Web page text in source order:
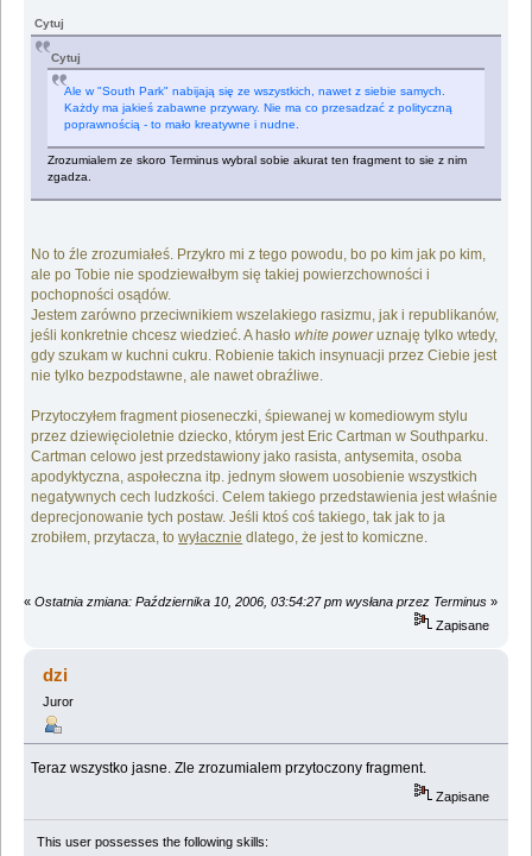
Cytuj
Cytuj
Ale w "South Park" nabijają się ze wszystkich, nawet z siebie samych.
Każdy ma jakieś zabawne przywary. Nie ma co przesadzać z polityczną
poprawnością - to mało kreatywne i nudne.
Zrozumialem ze skoro Terminus wybral sobie akurat ten fragment to sie z nim
zgadza.
No to źle zrozumiałeś. Przykro mi z tego powodu, bo po kim jak po kim,
ale po Tobie nie spodziewałbym się takiej powierzchowności i
pochopności osądów.
Jestem zarówno przeciwnikiem wszelakiego rasizmu, jak i republikanów,
jeśli konkretnie chcesz wiedzieć. A hasłowhite poweruznaję tylko wtedy,
gdy szukam w kuchni cukru. Robienie takich insynuacji przez Ciebie jest
nie tylko bezpodstawne, ale nawet obraźliwe.
Przytoczyłem fragment pioseneczki, śpiewanej w komediowym stylu
przez dziewięcioletnie dziecko, którym jest Eric Cartman w Southparku.
Cartman celowo jest przedstawiony jako rasista, antysemita, osoba
apodyktyczna, aspołeczna itp. jednym słowem uosobienie wszystkich
negatywnych cech ludzkości. Celem takiego przedstawienia jest właśnie
deprecjonowanie tych postaw. Jeśli ktoś coś takiego, tak jak to ja
zrobiłem, przytacza, towyłacznie dlatego, że jest to komiczne.
« Ostatnia zmiana: Października 10, 2006, 03:54:27 pm wysłana przez Terminus »
Zapisane
dzi
Juror
Teraz wszystko jasne. Zle zrozumialem przytoczony fragment.
Zapisane
This user possesses the following skills: